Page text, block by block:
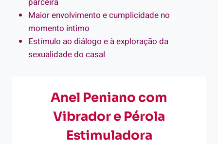
Maior envolvimento e cumplicidade no
momento íntimo
Estímulo ao diálogo e à exploração da
sexualidade do casal
Anel Peniano com
Vibrador e Pérola
Estimuladora